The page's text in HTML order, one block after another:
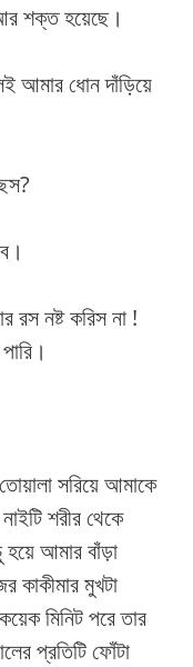
শক্ত হয়েছে।
আমার ধোন দাঁড়িয়ে
রস নষ্ট করিস না !
সরিয়ে আমাকে
শরীর থেকে
আমার বাঁড়া
মুখটা
মিনিট পরে তার
প্রতিটি ফোঁটা